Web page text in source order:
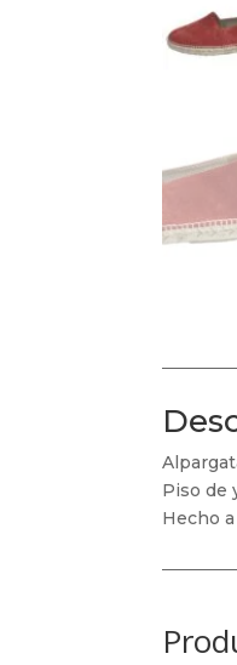
Piso de
Hecho